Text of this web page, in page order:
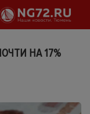
НА 17%